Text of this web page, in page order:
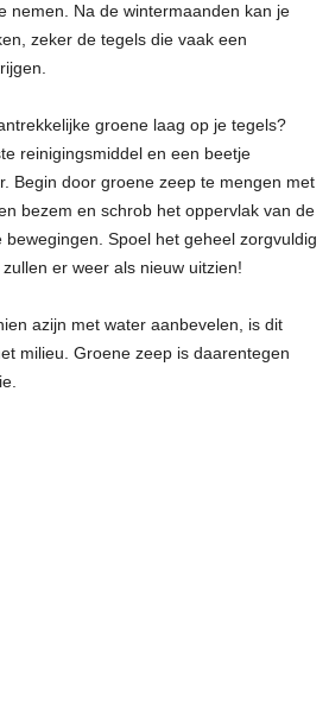
nemen. Na de wintermaanden kan je
zeker de tegels die vaak een
groene laag op je tegels?
reinigingsmiddel en een beetje
Begin door groene zeep te mengen met
bezem en schrob het oppervlak van de
Spoel het geheel zorgvuldig
er weer als nieuw uitzien!
azijn met water aanbevelen, is dit
milieu. Groene zeep is daarentegen